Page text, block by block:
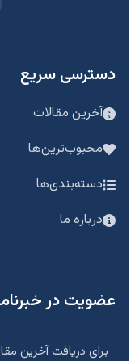
دسترسی سریع
آخرین مقالات
محبوب‌ترین‌ها
دسته‌بندی‌ها
درباره ما
عضویت در
برای دریافت آخرین